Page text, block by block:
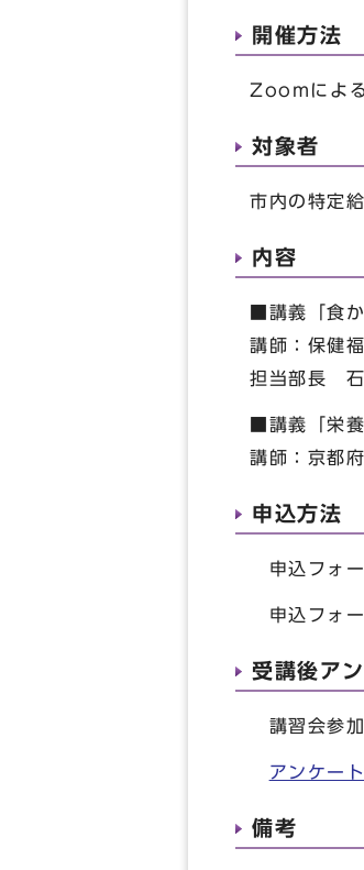
開催方法
Zoomによ
対象者
市内の特定
内容
■講義「食
講師：保健
担当部長 石
■講義「栄
講師：京都
申込方法
申込フォー
申込フォー
受講後ア
講習会参加
アンケー
備考